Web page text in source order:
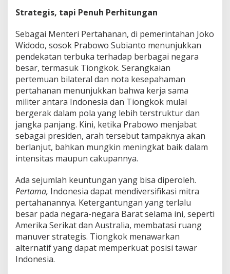
i
i
k
o
Strategis, tapi Penuh Perhitungan
Sebagai Menteri Pertahanan, di pemerintahan Joko
Widodo, sosok Prabowo Subianto menunjukkan
pendekatan terbuka terhadap berbagai negara
besar, termasuk Tiongkok. Serangkaian
pertemuan bilateral dan nota kesepahaman
pertahanan menunjukkan bahwa kerja sama
militer antara Indonesia dan Tiongkok mulai
bergerak dalam pola yang lebih terstruktur dan
jangka panjang. Kini, ketika Prabowo menjabat
sebagai presiden, arah tersebut tampaknya akan
berlanjut, bahkan mungkin meningkat baik dalam
intensitas maupun cakupannya.
Ada sejumlah keuntungan yang bisa diperoleh.
Pertama, Indonesia dapat mendiversifikasi mitra
pertahanannya. Ketergantungan yang terlalu
besar pada negara-negara Barat selama ini, seperti
Amerika Serikat dan Australia, membatasi ruang
manuver strategis. Tiongkok menawarkan
alternatif yang dapat memperkuat posisi tawar
Indonesia.